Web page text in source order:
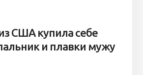
США купила себе
и плавки мужу